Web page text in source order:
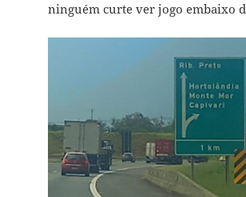
ninguém curte ver jogo embaixo